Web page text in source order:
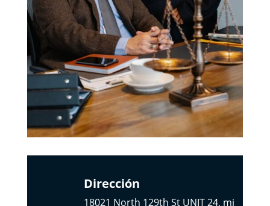
Dirección
18021 North 129th St UNIT 24, mi